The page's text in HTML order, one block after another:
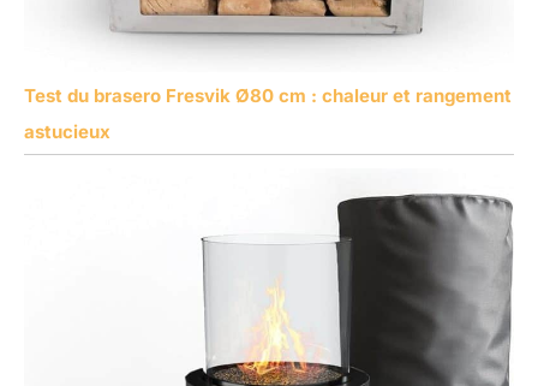
Test du brasero Fresvik Ø80 cm : chaleur et rangement
astucieux